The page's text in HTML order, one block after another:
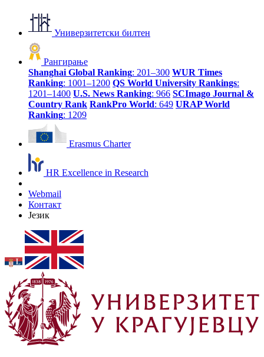
Универзитетски билтен
Рангирање
Shanghai Global Ranking: 201–300 WUR Times
Ranking: 1001–1200 QS World University Rankings:
1201–1400 U.S. News Ranking: 966 SCImago Journal &
Country Rank RankPro World: 649 URAP World
Ranking: 1209
Erasmus Charter
HR Excellence in Research
Webmail
Контакт
Језик